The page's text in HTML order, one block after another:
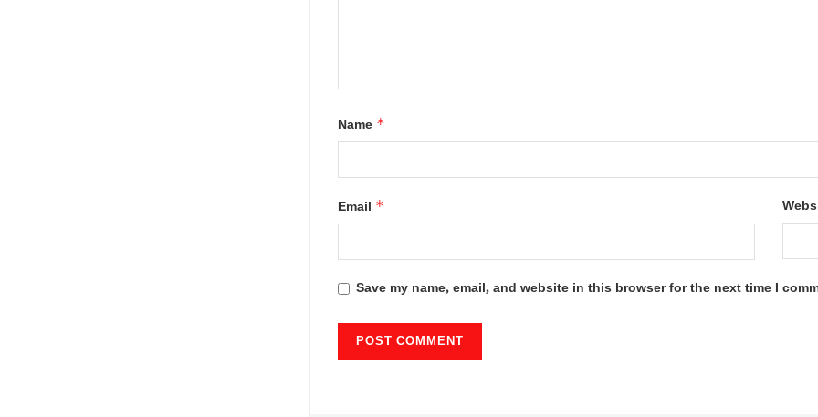
Name *
Email *
Save my name, email, and website in this browser for the next time I